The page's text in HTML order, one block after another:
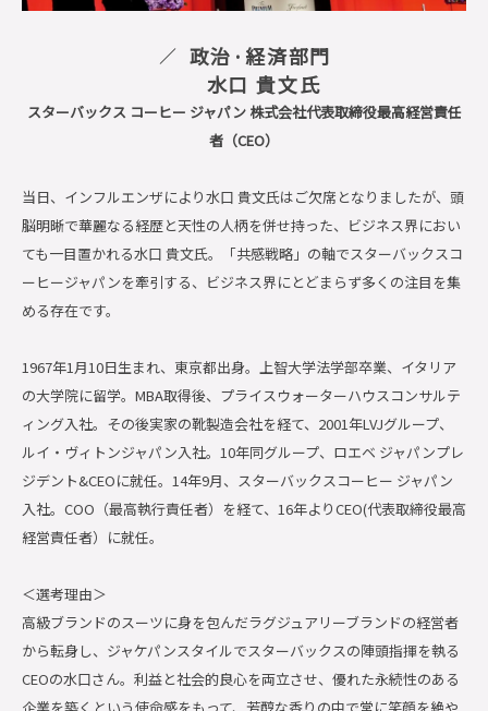
政治·経済部門
水口 貴文氏
スターバックス コーヒー ジャパン 株式会社代表取締役最高経営責任
者（CEO）
当日、インフルエンザにより水口 貴文氏はご欠席となりましたが、頭
脳明晰で華麗なる経歴と天性の人柄を併せ持った、ビジネス界におい
ても一目置かれる水口 貴文氏。「共感戦略」の軸でスターバックスコ
ーヒージャパンを牽引する、ビジネス界にとどまらず多くの注目を集
める存在です。
1967年1月10日生まれ、東京都出身。上智大学法学部卒業、イタリア
の大学院に留学。MBA取得後、プライスウォーターハウスコンサルテ
ィング入社。その後実家の靴製造会社を経て、2001年LVJグループ、
ルイ・ヴィトンジャパン入社。10年同グループ、ロエベ ジャパンプレ
ジデント&CEOに就任。14年9月、スターバックスコーヒー ジャパン
入社。COO（最高執行責任者）を経て、16年よりCEO(代表取締役最高
経営責任者）に就任。
＜選考理由＞
高級ブランドのスーツに身を包んだラグジュアリーブランドの経営者
から転身し、ジャケパンスタイルでスターバックスの陣頭指揮を執る
CEOの水口さん。利益と社会的良心を両立させ、優れた永続性のある